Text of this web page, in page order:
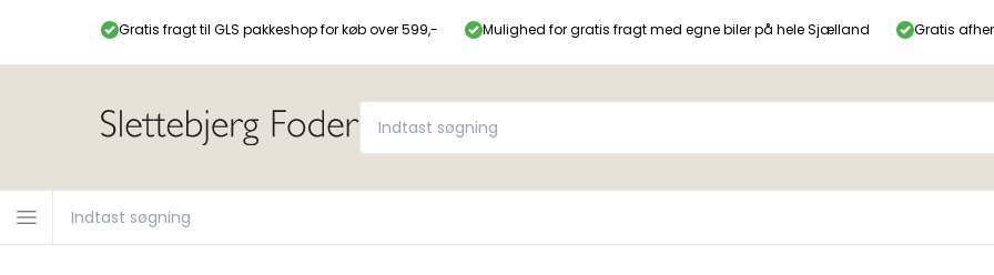
Gratis fragt til GLS pakkeshop for køb over 599,- Mulighed for gratis fragt med egne biler på hele Sjælland Gratis